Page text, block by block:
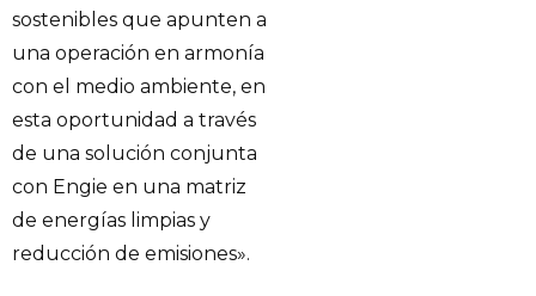
sostenibles que apunten a
una operación en armonía
con el medio ambiente, en
esta oportunidad a través
de una solución conjunta
con Engie en una matriz
de energías limpias y
reducción de emisiones».